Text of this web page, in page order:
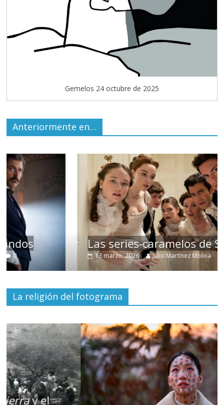
Gemelos 24 octubre de 2025
Anteriormente en…
Las series-caramelos de Shondaland
13 marzo, 2026 Julio Martínez Molina 0
La religión del fotograma